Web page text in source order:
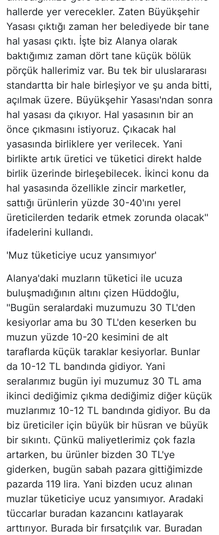
hallerde yer verecekler. Zaten Büyükşehir
Yasası çıktığı zaman her belediyede bir tane
hal yasası çıktı. İşte biz Alanya olarak
baktığımız zaman dört tane küçük bölük
pörçük hallerimiz var. Bu tek bir uluslararası
standartta bir hale birleşiyor ve şu anda bitti,
açılmak üzere. Büyükşehir Yasası'ndan sonra
hal yasası da çıkıyor. Hal yasasının bir an
önce çıkmasını istiyoruz. Çıkacak hal
yasasında birliklere yer verilecek. Yani
birlikte artık üretici ve tüketici direkt halde
birlik üzerinde birleşebilecek. İkinci konu da
hal yasasında özellikle zincir marketler,
sattığı ürünlerin yüzde 30-40'ını yerel
üreticilerden tedarik etmek zorunda olacak''
ifadelerini kullandı.
'Muz tüketiciye ucuz yansımıyor'
Alanya'daki muzların tüketici ile ucuza
buluşmadığının altını çizen Hüddoğlu,
''Bugün seralardaki muzumuzu 30 TL'den
kesiyorlar ama bu 30 TL'den keserken bu
muzun yüzde 10-20 kesimini de alt
taraflarda küçük taraklar kesiyorlar. Bunlar
da 10-12 TL bandında gidiyor. Yani
seralarımız bugün iyi muzumuz 30 TL ama
ikinci dediğimiz çıkma dediğimiz diğer küçük
muzlarımız 10-12 TL bandında gidiyor. Bu da
biz üreticiler için büyük bir hüsran ve büyük
bir sıkıntı. Çünkü maliyetlerimiz çok fazla
artarken, bu ürünler bizden 30 TL'ye
giderken, bugün sabah pazara gittiğimizde
pazarda 119 lira. Yani bizden ucuz alınan
muzlar tüketiciye ucuz yansımıyor. Aradaki
tüccarlar buradan kazancını katlayarak
arttırıyor. Burada bir fırsatçılık var. Buradan